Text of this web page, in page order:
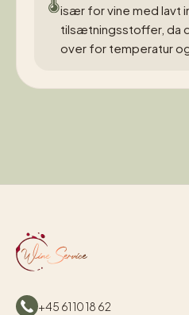
især for vine med lavt
tilsætningsstoffer, da
over for temperatur og
+45 61 10 18 62